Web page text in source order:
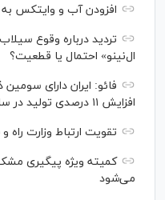
افزودن آب و وایتکس
تردید درباره وقوع
ال‌نینو» احتمال یا قطعیت؟
فائو: ایران دارای
افزایش ۱۱ درصدی تولید در سال زراعی جدید
تقویت ارتباط وزارت راه
کمیته ویژه پیگیری
می‌شود